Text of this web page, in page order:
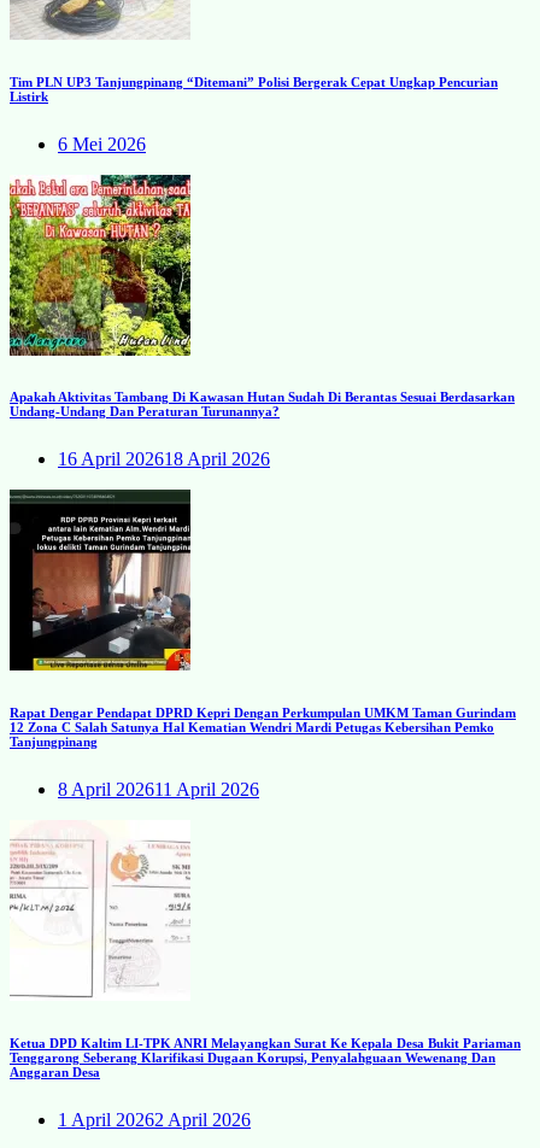
Tim PLN UP3 Tanjungpinang “Ditemani” Polisi Bergerak Cepat Ungkap Pencurian
Listirk
6 Mei 2026
Apakah Aktivitas Tambang Di Kawasan Hutan Sudah Di Berantas Sesuai Berdasarkan
Undang-Undang Dan Peraturan Turunannya?
16 April 202618 April 2026
Rapat Dengar Pendapat DPRD Kepri Dengan Perkumpulan UMKM Taman Gurindam
12 Zona C Salah Satunya Hal Kematian Wendri Mardi Petugas Kebersihan Pemko
Tanjungpinang
8 April 202611 April 2026
Ketua DPD Kaltim LI-TPK ANRI Melayangkan Surat Ke Kepala Desa Bukit Pariaman
Tenggarong Seberang Klarifikasi Dugaan Korupsi, Penyalahguaan Wewenang Dan
Anggaran Desa
1 April 20262 April 2026